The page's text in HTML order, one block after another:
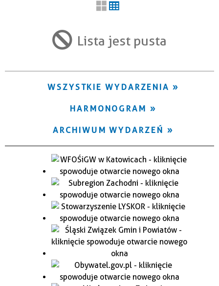
Trwające w zakresie Lista jest pusta
WSZYSTKIE WYDARZENIA
HARMONOGRAM
ARCHIWUM WYDARZEŃ